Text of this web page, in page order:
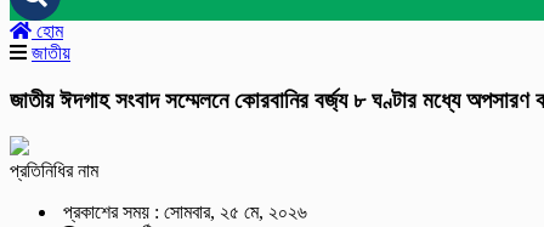
হোম
জাতীয়
জাতীয় ঈদগাহ সংবাদ সম্মেলনে কোরবানির বর্জ্য ৮ ঘণ্টার মধ্যে অপসারণ
প্রতিনিধির নাম
প্রকাশের সময় : সোমবার, ২৫ মে, ২০২৬